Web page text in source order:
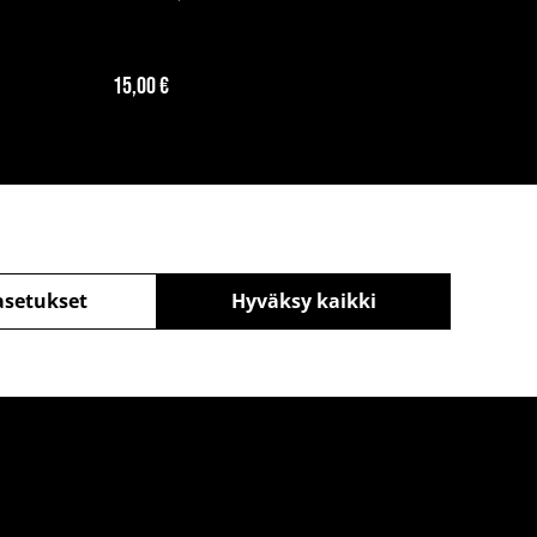
15,00 €
Hyväksy kaikki